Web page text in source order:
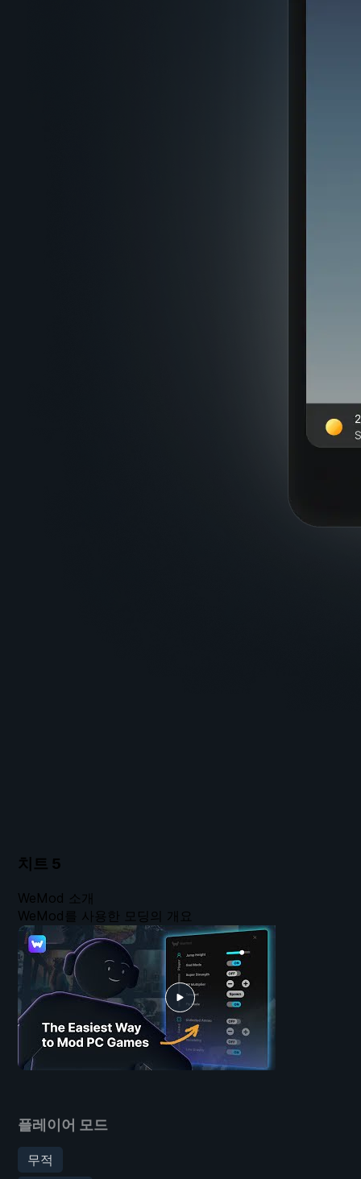
치트 5
플레이어 모드
무적
WeMod 소개
WeMod를 사용한 모딩의 개요